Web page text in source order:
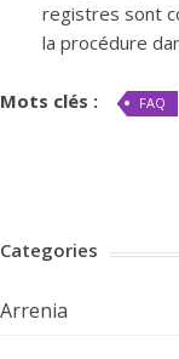
registres sont
la procédure
Mots clés : FAQ
Categories
Arrenia